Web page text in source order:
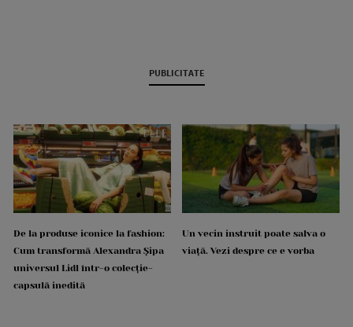
PUBLICITATE
De la produse iconice la fashion:
Cum transformă Alexandra Șipa
universul Lidl într-o colecție-
capsulă inedită
Un vecin instruit poate salva o
viață. Vezi despre ce e vorba